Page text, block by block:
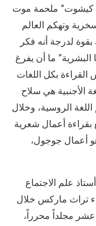
كيشوت” ملحمة موت
وتهكم العالم
لدرجة أنه فكر
ما أن يفرغ
بكل اللغات
الأجنبية هي سلاح
الروسية، وخلال
بقراءة أعمال شعرية
أعمال جوجول،
موستو (مواليد 14 نيسان 1976) أستاذ علم الاجتماع
تراث ماركس خلال
عشر مجلداً محرراً،